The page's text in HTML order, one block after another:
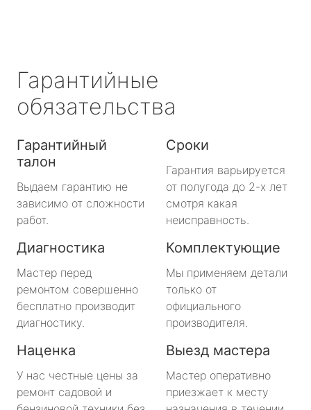
Гарантийные
обязательства
Гарантийный
талон
Выдаем гарантию не
зависимо от сложности
работ.
Сроки
Гарантия варьируется
от полугода до 2-х лет
смотря какая
неисправность.
Диагностика
Мастер перед
ремонтом совершенно
бесплатно производит
диагностику.
Комплектующие
Мы применяем детали
только от
официального
производителя.
Наценка
У нас честные цены за
ремонт садовой и
Выезд мастера
Мастер оперативно
приезжает к месту